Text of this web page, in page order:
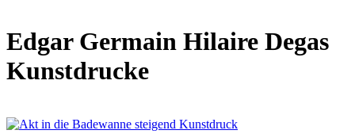
Edgar Germain Hilaire Degas
Kunstdrucke